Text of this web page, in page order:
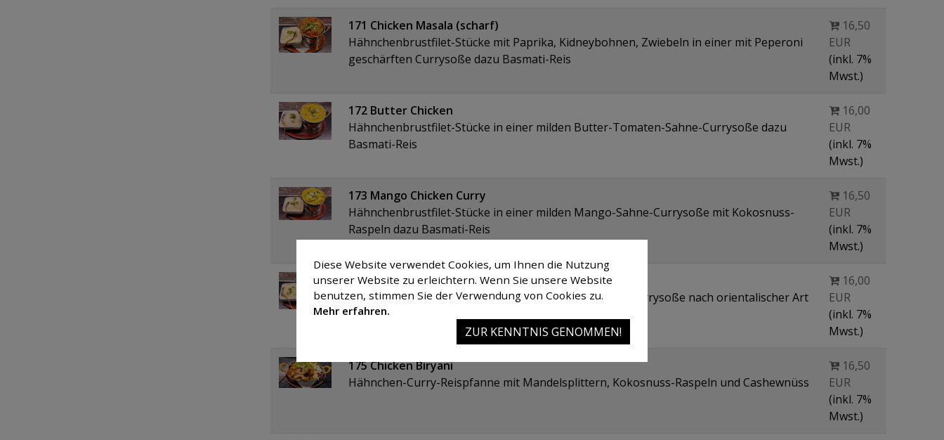
Diese Website verwendet Cookies, um Ihnen die Nutzung
unserer Website zu erleichtern. Wenn Sie unsere Website
benutzen, stimmen Sie der Verwendung von Cookies zu.
Mehr erfahren.
ZUR KENNTNIS GENOMMEN!
171 Chicken Masala (scharf)
Hähnchenbrustfilet-Stücke mit Paprika, Kidneybohnen, Zwiebeln in einer mit Peperoni
geschärften Currysoße dazu Basmati-Reis
16,50
EUR
(inkl. 7%
Mwst.)
172 Butter Chicken
Hähnchenbrustfilet-Stücke in einer milden Butter-Tomaten-Sahne-Currysoße dazu
Basmati-Reis
16,00
EUR
(inkl. 7%
Mwst.)
173 Mango Chicken Curry
Hähnchenbrustfilet-Stücke in einer milden Mango-Sahne-Currysoße mit Kokosnuss-
Raspeln dazu Basmati-Reis
16,50
EUR
(inkl. 7%
Mwst.)
174 Murgh Madras (scharf)
Hähnchenbrustfilet-Stücke scharf zubereitet in einer Currysoße nach orientalischer Art
dazu Basmati-Reis
16,00
EUR
(inkl. 7%
Mwst.)
175 Chicken Biryani
Hähnchen-Curry-Reispfanne mit Mandelsplittern, Kokosnuss-Raspeln und Cashewnüss
16,50
EUR
(inkl. 7%
Mwst.)